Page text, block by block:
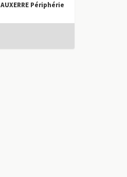
AUXERRE Périphérie